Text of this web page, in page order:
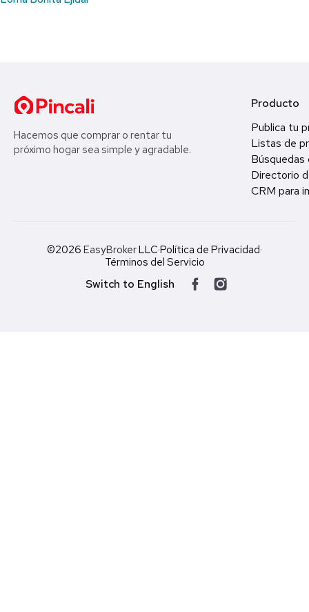
Hacemos que comprar o rentar tu
próximo hogar sea simple y agradable.
Producto
Publica tu
Listas de
Búsquedas
Directorio
CRM para
©2026 EasyBrokerLLC·Política de Privacidad·
Términos del Servicio
Switch to English